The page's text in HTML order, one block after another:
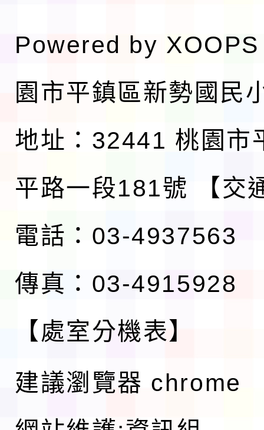
Powered by XOOPS
園市平鎮區新勢國民
地址：32441 桃園市
平路一段181號
【交
電話：03-4937563
傳真：03-4915928
【處室分機表】
建議瀏覽器 chrome